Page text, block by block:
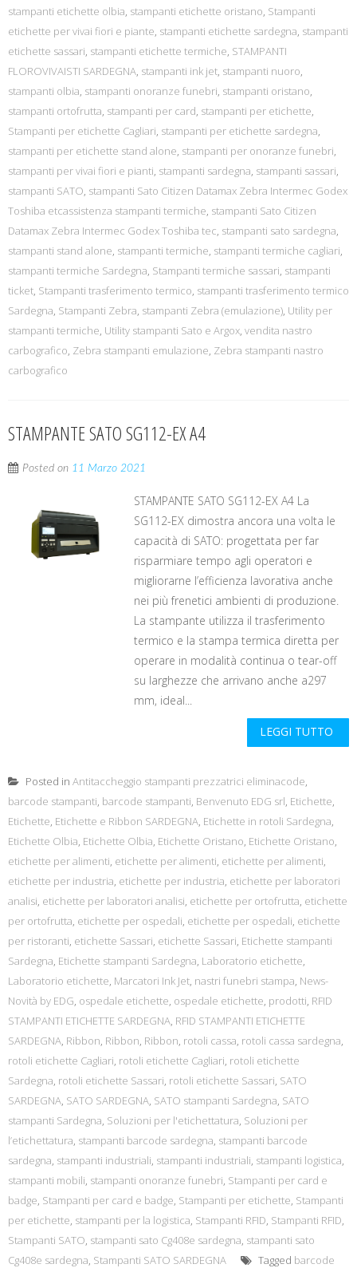
stampanti etichette olbia, stampanti etichette oristano, Stampanti
etichette per vivai fiori e piante, stampanti etichette sardegna, stampanti
etichette sassari, stampanti etichette termiche, STAMPANTI
FLOROVIVAISTI SARDEGNA, stampanti ink jet, stampanti nuoro,
stampanti olbia, stampanti onoranze funebri, stampanti oristano,
stampanti ortofrutta, stampanti per card, stampanti per etichette,
Stampanti per etichette Cagliari, stampanti per etichette sardegna,
stampanti per etichette stand alone, stampanti per onoranze funebri,
stampanti per vivai fiori e pianti, stampanti sardegna, stampanti sassari,
stampanti SATO, stampanti Sato Citizen Datamax Zebra Intermec Godex
Toshiba etcassistenza stampanti termiche, stampanti Sato Citizen
Datamax Zebra Intermec Godex Toshiba tec, stampanti sato sardegna,
stampanti stand alone, stampanti termiche, stampanti termiche cagliari,
stampanti termiche Sardegna, Stampanti termiche sassari, stampanti
ticket, Stampanti trasferimento termico, stampanti trasferimento termico
Sardegna, Stampanti Zebra, stampanti Zebra (emulazione), Utility per
stampanti termiche, Utility stampanti Sato e Argox, vendita nastro
carbografico, Zebra stampanti emulazione, Zebra stampanti nastro
carbografico
STAMPANTE SATO SG112-EX A4
Posted on 11 Marzo 2021
STAMPANTE SATO SG112-EX A4 La
SG112-EX dimostra ancora una volta le
capacità di SATO: progettata per far
risparmiare tempo agli operatori e
migliorarne l’efficienza lavorativa anche
nei più frenetici ambienti di produzione.
La stampante utilizza il trasferimento
termico e la stampa termica diretta per
operare in modalità continua o tear-off
su larghezze che arrivano anche a297
mm, ideal...
LEGGI TUTTO
Posted in Antitaccheggio stampanti prezzatrici eliminacode,
barcode stampanti, barcode stampanti, Benvenuto EDG srl, Etichette,
Etichette, Etichette e Ribbon SARDEGNA, Etichette in rotoli Sardegna,
Etichette Olbia, Etichette Olbia, Etichette Oristano, Etichette Oristano,
etichette per alimenti, etichette per alimenti, etichette per alimenti,
etichette per industria, etichette per industria, etichette per laboratori
analisi, etichette per laboratori analisi, etichette per ortofrutta, etichette
per ortofrutta, etichette per ospedali, etichette per ospedali, etichette
per ristoranti, etichette Sassari, etichette Sassari, Etichette stampanti
Sardegna, Etichette stampanti Sardegna, Laboratorio etichette,
Laboratorio etichette, Marcatori Ink Jet, nastri funebri stampa, News-
Novità by EDG, ospedale etichette, ospedale etichette, prodotti, RFID
STAMPANTI ETICHETTE SARDEGNA, RFID STAMPANTI ETICHETTE
SARDEGNA, Ribbon, Ribbon, Ribbon, rotoli cassa, rotoli cassa sardegna,
rotoli etichette Cagliari, rotoli etichette Cagliari, rotoli etichette
Sardegna, rotoli etichette Sassari, rotoli etichette Sassari, SATO
SARDEGNA, SATO SARDEGNA, SATO stampanti Sardegna, SATO
stampanti Sardegna, Soluzioni per l'etichettatura, Soluzioni per
l’etichettatura, stampanti barcode sardegna, stampanti barcode
sardegna, stampanti industriali, stampanti industriali, stampanti logistica,
stampanti mobili, stampanti onoranze funebri, Stampanti per card e
badge, Stampanti per card e badge, Stampanti per etichette, Stampanti
per etichette, stampanti per la logistica, Stampanti RFID, Stampanti RFID,
Stampanti SATO, stampanti sato Cg408e sardegna, stampanti sato
Cg408e sardegna, Stampanti SATO SARDEGNA Tagged barcode